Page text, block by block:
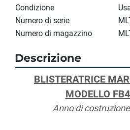
Condizione
Numero di serie
Numero di magazzino
Descrizione
BLISTERATRICE
MODELLO
Anno di